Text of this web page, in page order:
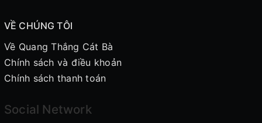
VỀ CHÚNG TÔI
Về Quang Thắng Cát Bà
Chính sách và điều khoản
Chính sách thanh toán
Social Network